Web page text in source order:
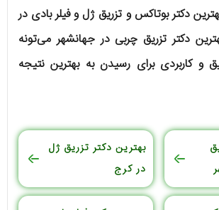
دکتر بوتاکس و تزریق ژل و فیلر بادی در
دکتر تزریق چربی در جهانشهر می‌تونه
و کاربردی برای رسیدن به بهترین نتیجه
بهترین دکتر تزریق ژل
در کرج